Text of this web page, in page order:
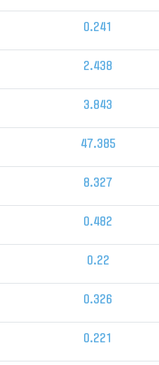
0.241
2.438
3.843
47.385
8.327
0.482
0.22
0.326
0.221